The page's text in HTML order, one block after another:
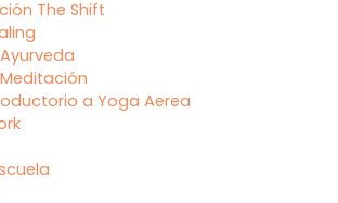
The Shift
a Yoga Aerea